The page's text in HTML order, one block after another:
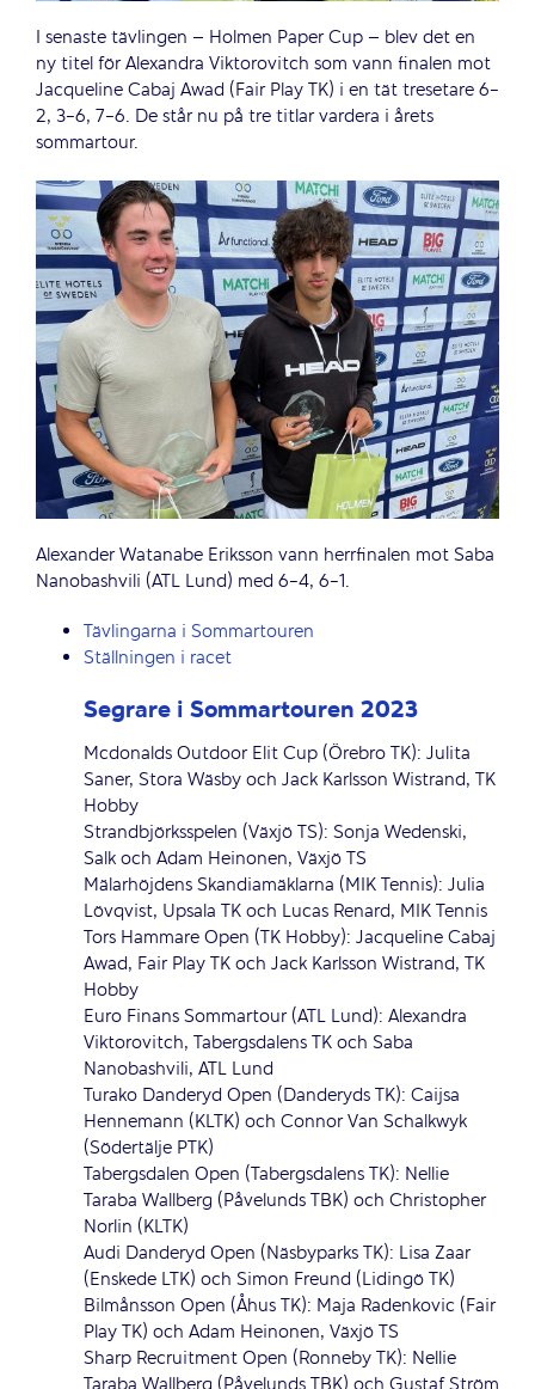
I senaste tävlingen – Holmen Paper Cup – blev det en
ny titel för Alexandra Viktorovitch som vann finalen mot
Jacqueline Cabaj Awad (Fair Play TK) i en tät tresetare 6-
2, 3-6, 7-6. De står nu på tre titlar vardera i årets
sommartour.
Alexander Watanabe Eriksson vann herrfinalen mot Saba
Nanobashvili (ATL Lund) med 6-4, 6-1.
Tävlingarna i Sommartouren
Ställningen i racet
Segrare i Sommartouren 2023
Mcdonalds Outdoor Elit Cup (Örebro TK): Julita
Saner, Stora Wäsby och Jack Karlsson Wistrand, TK
Hobby
Strandbjörksspelen (Växjö TS): Sonja Wedenski,
Salk och Adam Heinonen, Växjö TS
Mälarhöjdens Skandiamäklarna (MIK Tennis): Julia
Lövqvist, Upsala TK och Lucas Renard, MIK Tennis
Tors Hammare Open (TK Hobby): Jacqueline Cabaj
Awad, Fair Play TK och Jack Karlsson Wistrand, TK
Hobby
Euro Finans Sommartour (ATL Lund): Alexandra
Viktorovitch, Tabergsdalens TK och Saba
Nanobashvili, ATL Lund
Turako Danderyd Open (Danderyds TK): Caijsa
Hennemann (KLTK) och Connor Van Schalkwyk
(Södertälje PTK)
Tabergsdalen Open (Tabergsdalens TK): Nellie
Taraba Wallberg (Påvelunds TBK) och Christopher
Norlin (KLTK)
Audi Danderyd Open (Näsbyparks TK): Lisa Zaar
(Enskede LTK) och Simon Freund (Lidingö TK)
Bilmånsson Open (Åhus TK): Maja Radenkovic (Fair
Play TK) och Adam Heinonen, Växjö TS
Sharp Recruitment Open (Ronneby TK): Nellie